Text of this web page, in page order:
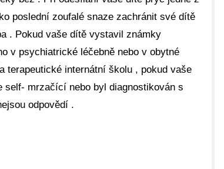
poslední zoufalé snaze zachránit své dítě
. Pokud vaše dítě vystavil známky
v psychiatrické léčebně nebo v obytné
terapeutické internátní školu , pokud vaše
self- mrzačící nebo byl diagnostikován s
odpovědí .